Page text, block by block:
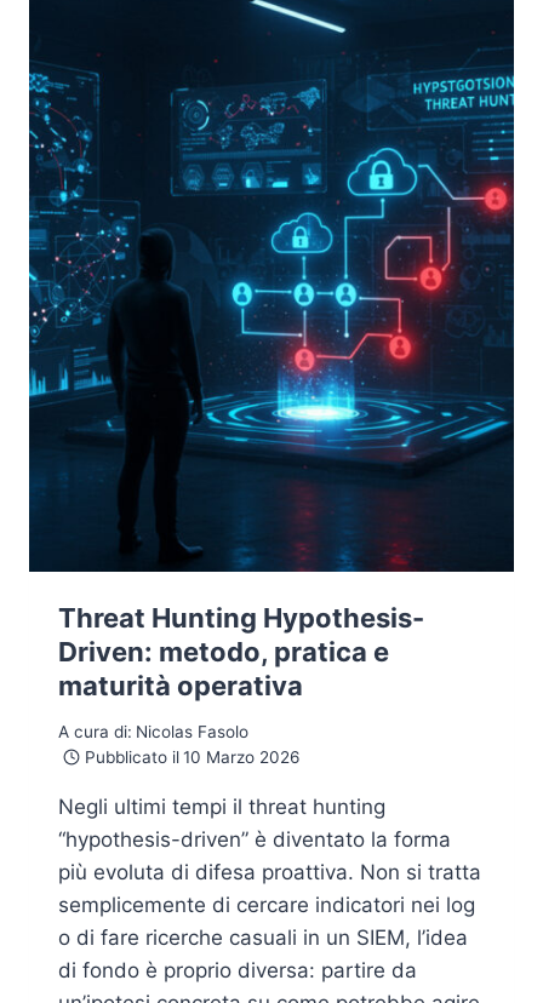
DEL
“PARASSITA
DIGITALE”
Threat Hunting Hypothesis-
Driven: metodo, pratica e
maturità operativa
A cura di: Nicolas Fasolo
Pubblicato il 10 Marzo 2026
Negli ultimi tempi il threat hunting
“hypothesis-driven” è diventato la forma
più evoluta di difesa proattiva. Non si tratta
semplicemente di cercare indicatori nei log
o di fare ricerche casuali in un SIEM, l’idea
di fondo è proprio diversa: partire da